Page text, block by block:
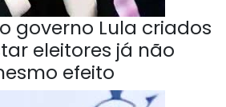
governo Lula criados
eleitores já não
efeito